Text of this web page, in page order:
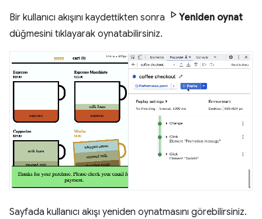
Bir kullanıcı akışını kaydettikten sonra
Yeniden oynat
düğmesini tıklayarak oynatabilirsiniz.
Sayfada kullanıcı akışı yeniden oynatmasını görebilirsiniz.